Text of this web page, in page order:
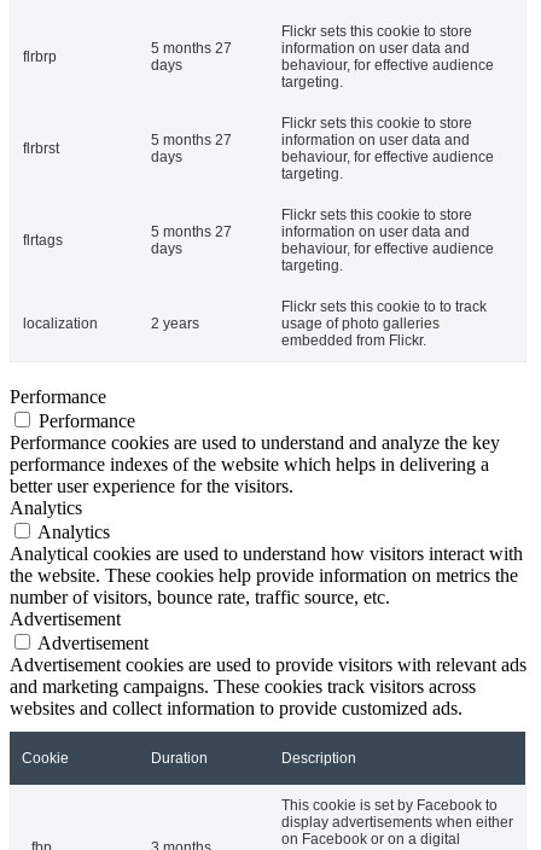
flrbrp
5 months 27
days
Flickr sets this cookie to store
information on user data and
behaviour, for effective audience
targeting.
flrbrst
5 months 27
days
Flickr sets this cookie to store
information on user data and
behaviour, for effective audience
targeting.
flrtags
5 months 27
days
Flickr sets this cookie to store
information on user data and
behaviour, for effective audience
targeting.
localization 2 years
Flickr sets this cookie to to track
usage of photo galleries
embedded from Flickr.
Performance
Performance
Performance cookies are used to understand and analyze the key
performance indexes of the website which helps in delivering a
better user experience for the visitors.
Analytics
Analytics
Analytical cookies are used to understand how visitors interact with
the website. These cookies help provide information on metrics the
number of visitors, bounce rate, traffic source, etc.
Advertisement
Advertisement
Advertisement cookies are used to provide visitors with relevant ads
and marketing campaigns. These cookies track visitors across
websites and collect information to provide customized ads.
Cookie Duration Description
This cookie is set by Facebook to
display advertisements when either
on Facebook or on a digital